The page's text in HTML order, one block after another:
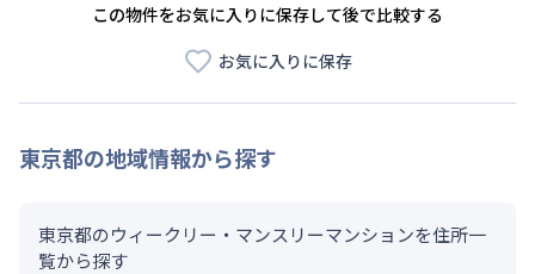
この物件をお気に入りに保存して後で比較する
お気に入りに保存
東京都の地域情報から探す
東京都のウィークリー・マンスリーマンションを住所一
覧から探す